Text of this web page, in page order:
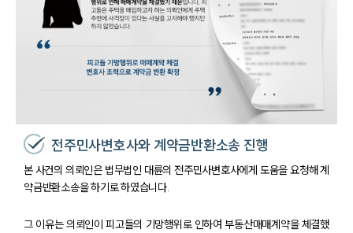
전주민사변호사와 계약금반환소송 진행
본 사건의 의뢰인은 법무법인 대륜의 전주민사변호사에게 도움을 요청해 계
약금반환소송을 하기로 하였습니다.
그 이유는 의뢰인이 피고들의 기망행위로 인하여 부동산매매계약을 체결했